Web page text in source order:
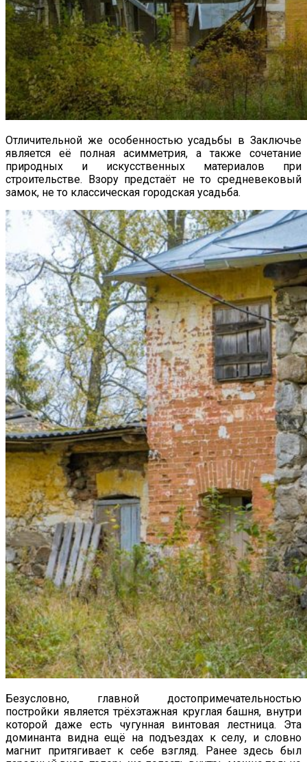
Отличительной же особенностью усадьбы в Заключье
является её полная асимметрия, а также сочетание
природных и искусственных материалов при
строительстве. Взору предстаёт не то средневековый
замок, не то классическая городская усадьба.
Безусловно, главной достопримечательностью
постройки является трёхэтажная круглая башня, внутри
которой даже есть чугунная винтовая лестница. Эта
доминанта видна ещё на подъездах к селу, и словно
магнит притягивает к себе взгляд. Ранее здесь был